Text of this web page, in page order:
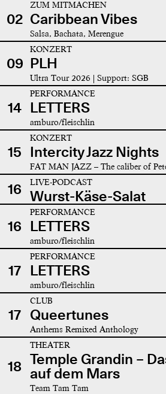
02
ZUM MITMACHEN
Caribbean Vibes
Salsa, Bachata, Merengue
09
KONZERT
PLH
Ultra Tour 2026 | Support: SGB
14
PERFORMANCE
LETTERS
amburo/fleischlin
15
KONZERT
Intercity Jazz Nights
FAT MAN JAZZ – The caliber of
16 LIVE-PODCAST
Wurst-Käse-Salat
16
PERFORMANCE
LETTERS
amburo/fleischlin
17
PERFORMANCE
LETTERS
amburo/fleischlin
17
CLUB
Queertunes
Anthems Remixed Anthology
18
THEATER
Temple Grandin –
auf dem Mars
Team Tam Tam